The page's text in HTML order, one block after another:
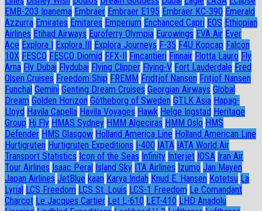
EMB-203 Ipanema Embraer Embraer E195 Embraer KC-390 Emerald
Azzurra Emirates Emitares Emperium Enchanced Capri EOS Ethiopian
Airlines Etihad Airways Euroferry Olympia Eurowings EVA Air Ever
Ace Explora I Explora III Explora Journeys F-35 F4U Корсар Falcon
10X FESCO FESCO Diomid FFX-II Fincantieri Finnair Flotta Lauro Fly
Arna Fly Dubai Flydubai Flying Clipper Flying-V Fort Lauderdale Fred
Olsen Cruises Freedom Ship FREMM Fridtjof Nansen Fritjof Nansen
Funchal Gemini Genting Dream Cruises Georgian Airways Global
Dream Golden Horizon Götheborg of Sweden GTLK Asia Hapag-
Lloyd Havila Capella Havila Voyages Hawk Helge Ingstad Heritage
Group Hi Fly HMAS Sydney HMM Algeciras HMM Oslo HMS
Defender HMS Glasgow Holland America Line Holland American Line
Hurtigruten Hurtigruten Expeditions I-400 IATA IATA World Air
Transport Statistics Icon of the Seas Infinity Interjet IOSA Iran Air
Tour Airlines Isaac Peral Island Sky ITA Airlines Izumo Jan Mayen
Japan Airlines JetBlue kaan Karya Indah Knud E. Hansen Kotetsu La
Lyrial LCS Freedom LCS St. Louis LCS-1 Freedom Le Comandant
Charcot Le Jacques Cartier Let L-610 LET-410 LHD Anadolu